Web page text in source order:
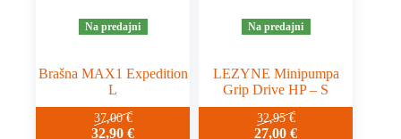
Na predajni
Brašna MAX1 Expedition
L
37,00€
32,90€
Na predajni
LEZYNE Minipumpa
Grip Drive HP – S
32,95€
27,00€